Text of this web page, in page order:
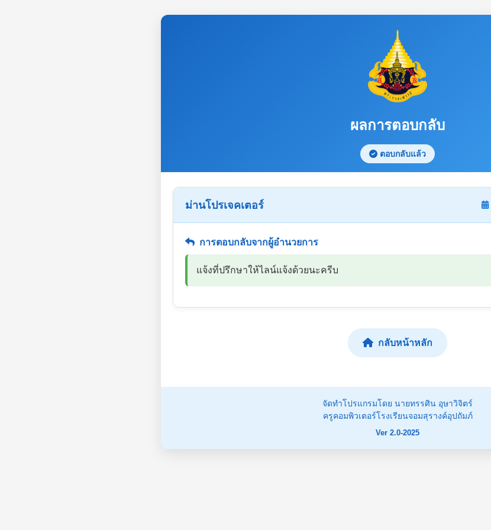
ผลการตอบกลับ
ตอบกลับแล้ว
ม่านโปรเจคเตอร์
การตอบกลับจากผู้อำนวยการ
แจ้งที่ปรึกษาให้ไลน์แจ้งด้วยนะครีบ
กลับหน้าหลัก
จัดทำโปรแกรมโดย นายทรรศิน อุษาวิจิตร์
ครูคอมพิวเตอร์โรงเรียนจอมสุรางค์อุปถัมภ์
Ver 2.0-2025